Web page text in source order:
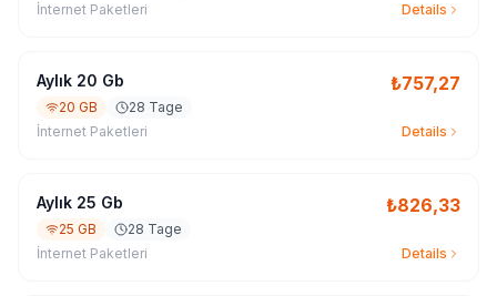
İnternet Paketleri
Details
Aylık 20 Gb ₺757,27
20 GB
28 Tage
İnternet Paketleri
Details
Aylık 25 Gb ₺826,33
25 GB
28 Tage
İnternet Paketleri
Details